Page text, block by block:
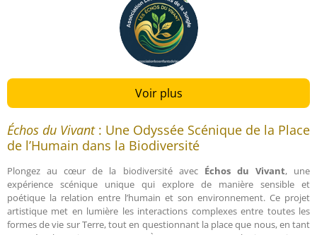
Voir plus
Échos du Vivant: Une Odyssée Scénique de la Place
de l’Humain dans la Biodiversité
Plongez au cœur de la biodiversité avec Échos du Vivant, une
expérience scénique unique qui explore de manière sensible et
poétique la relation entre l’humain et son environnement. Ce projet
artistique met en lumière les interactions complexes entre toutes les
formes de vie sur Terre, tout en questionnant la place que nous, en tant